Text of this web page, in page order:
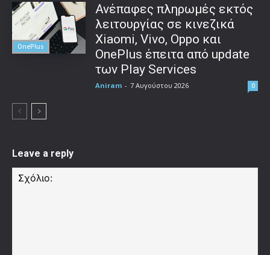
OnePlus
Ανέπαφες πληρωμές εκτός
λειτουργίας σε κινεζικά
Xiaomi, Vivo, Oppo και
OnePlus έπειτα από update
των Play Services
Aniram - 7 Αυγούστου 2026 0
Leave a reply